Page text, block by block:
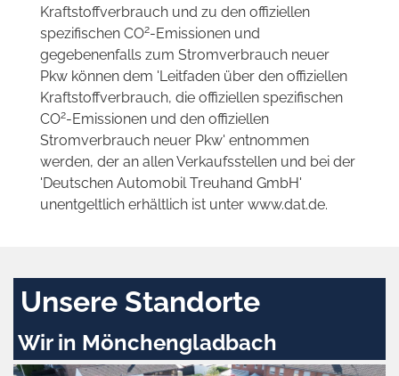
Kraftstoffverbrauch und zu den offiziellen
spezifischen CO2-Emissionen und
gegebenenfalls zum Stromverbrauch neuer
Pkw können dem 'Leitfaden über den offiziellen
Kraftstoffverbrauch, die offiziellen spezifischen
CO2-Emissionen und den offiziellen
Stromverbrauch neuer Pkw' entnommen
werden, der an allen Verkaufsstellen und bei der
'Deutschen Automobil Treuhand GmbH'
unentgeltlich erhältlich ist unter www.dat.de.
Unsere Standorte
Wir in Mönchengladbach